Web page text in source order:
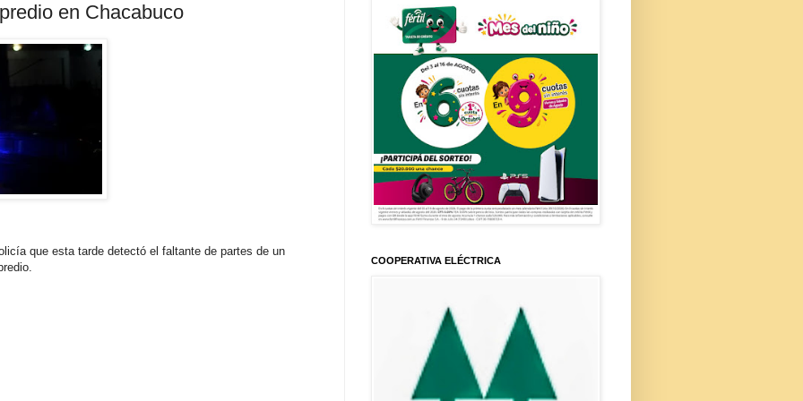
en Chacabuco
que esta tarde detectó el faltante de partes de un
COOPERATIVA ELÉCTRICA